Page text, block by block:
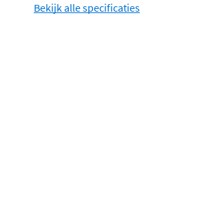
Bekijk alle specificaties